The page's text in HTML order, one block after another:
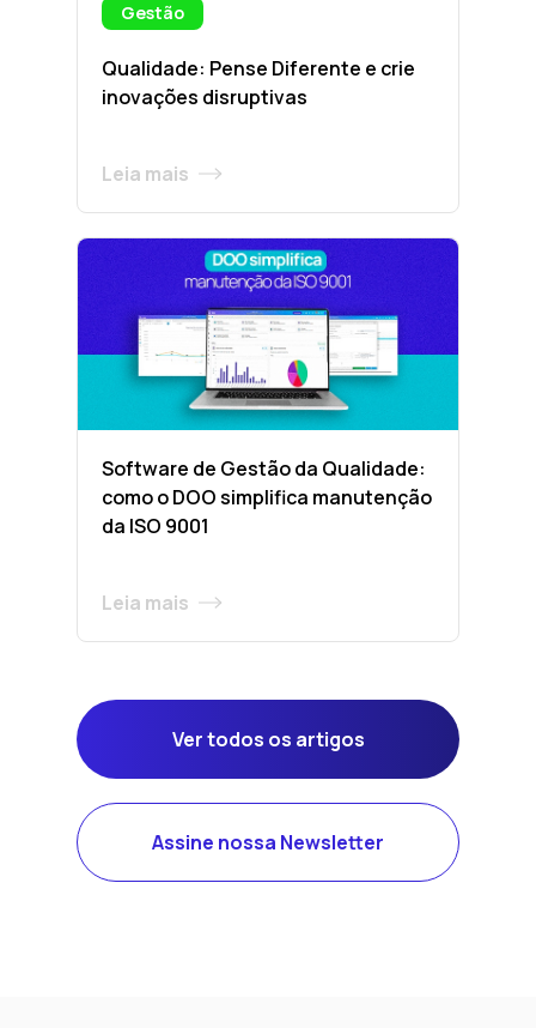
Gestão
Qualidade: Pense Diferente e crie
inovações disruptivas
Leia mais
Software de Gestão da Qualidade:
como o DOO simplifica manutenção
da ISO 9001
Leia mais
Ver todos os artigos
Assine nossa Newsletter